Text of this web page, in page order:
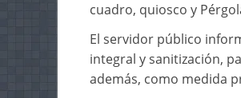
cuadro, quiosco y
El servidor público
integral y sanitización,
además, como medida